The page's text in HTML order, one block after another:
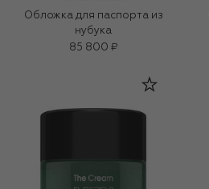
Обложка для паспорта из
нубука
85 800 ₽